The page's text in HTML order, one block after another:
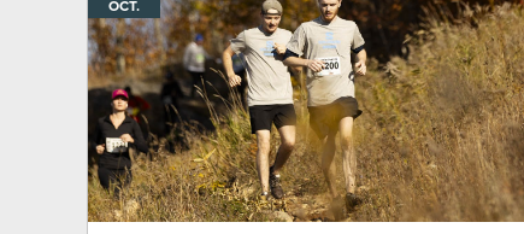
OCT.